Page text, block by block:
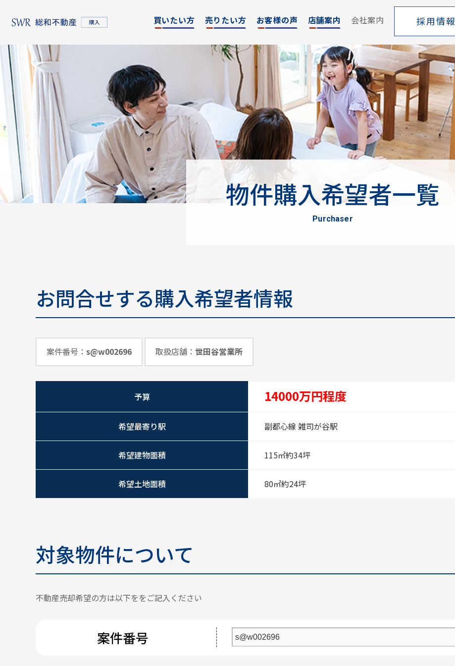
買いたい方 売りたい方 お客様の声 店舗案内 会社案内 採用情報
名古屋エリア
物件検索
物件一覧
東京エリア
物件検索
物件一覧
エリア別
名古屋エリア
不動産売却について
購入希望者情報一覧
東京エリア
不動産売却について
購入希望者情報一覧
売却サポート
シーンごとの売却
売り方のメリット・デメリット
買い替えの流れ
売却実績
戸建てを高く売るためのポイント
土地を高く売るためのポイント
マンションを高く売るためのポイント
物件購入希望者一覧
purchaser
お問合せする購入希望者情報
案件番号： s@w002696 取扱店舗： 世田谷営業所
予算 14000万円程度
希望最寄り駅 副都心線 雑司が谷駅
希望建物面積 115㎡約34坪
希望土地面積 80㎡約24坪
対象物件について
不動産売却希望の方は以下ををご記入ください
案件番号